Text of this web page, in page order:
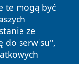
te mogą być
ze
do serwisu",
Polityka
Cookies